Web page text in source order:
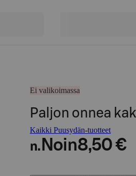
Ei valikoimassa
Paljon onnea
Kaikki Puusydän-tuotteet
n. Noin8,50 €